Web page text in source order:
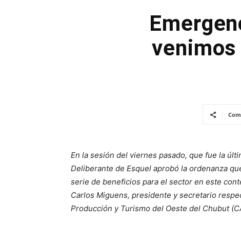
En la sesión del viernes pasado, que fue la
Deliberante de Esquel aprobó la ordenanza
serie de beneficios para el sector en este
Carlos Miguens, presidente y secretario
Producción y Turismo del Oeste del Chubut